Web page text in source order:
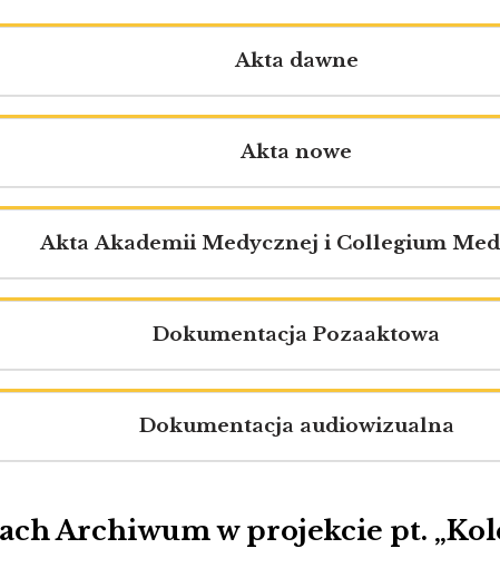
Akta dawne
Akta nowe
Akta Akademii Medycznej i Collegium
Dokumentacja Pozaaktowa
Dokumentacja audiowizualna
Archiwum w projekcie pt.